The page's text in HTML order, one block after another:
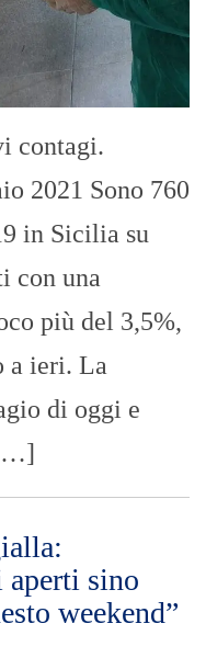
contagi.
2021 Sono 760
in Sicilia su
con una
più del 3,5%,
a ieri. La
di oggi e
[…]
sino
weekend”